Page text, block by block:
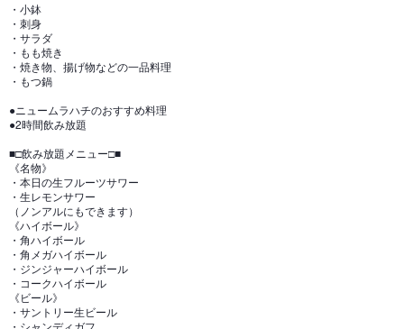
・小鉢
・刺身
・サラダ
・もも焼き
・焼き物、揚げ物などの一品料理
・もつ鍋
●ニュームラハチのおすすめ料理
●2時間飲み放題
■□飲み放題メニュー□■
《名物》
・本日の生フルーツサワー
・生レモンサワー
（ノンアルにもできます）
《ハイボール》
・角ハイボール
・角メガハイボール
・ジンジャーハイボール
・コークハイボール
《ビール》
・サントリー生ビール
・シャンディガフ